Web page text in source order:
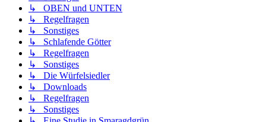
↳ OBEN und UNTEN
↳ Regelfragen
↳ Sonstiges
↳ Schlafende Götter
↳ Regelfragen
↳ Sonstiges
↳ Die Würfelsiedler
↳ Downloads
↳ Regelfragen
↳ Sonstiges